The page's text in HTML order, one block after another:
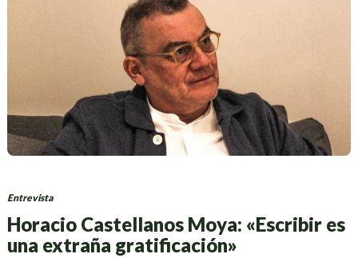
Entrevista
Horacio Castellanos Moya: «Escribir es
una extraña gratificación»